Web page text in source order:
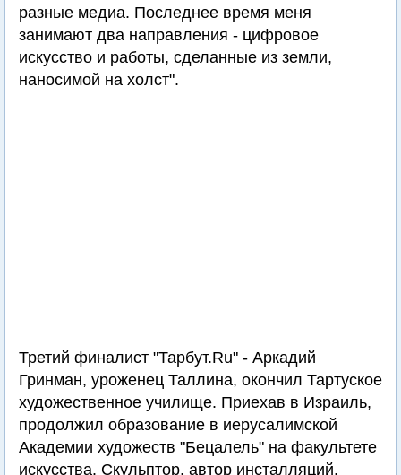
разные медиа. Последнее время меня
занимают два направления - цифровое
искусство и работы, сделанные из земли,
наносимой на холст".
Третий финалист "Тарбут.Ru" - Аркадий
Гринман, уроженец Таллина, окончил Тартуское
художественное училище. Приехав в Израиль,
продолжил образование в иерусалимской
Академии художеств "Бецалель" на факультете
искусства. Скульптор, автор инсталляций.